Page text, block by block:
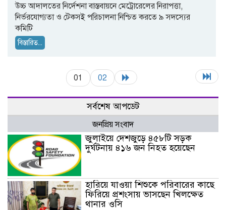
উচ্চ আদালতের নির্দেশনা বাস্তবায়নে মেট্রোরেলের নিরাপত্তা,
নির্ভরযোগ্যতা ও টেকসই পরিচালনা নিশ্চিত করতে ৯ সদস্যের
কমিটি
বিস্তারিত...
01 02
সর্বশেষ আপডেট
জনপ্রিয় সংবাদ
জুলাইয়ে দেশজুড়ে ৪৫৮টি সড়ক
দুর্ঘটনায় ৪১৬ জন নিহত হয়েছেন
হারিয়ে যাওয়া শিশুকে পরিবারের কাছে
ফিরিয়ে প্রশংসায় ভাসছেন খিলক্ষেত
থানার ওসি